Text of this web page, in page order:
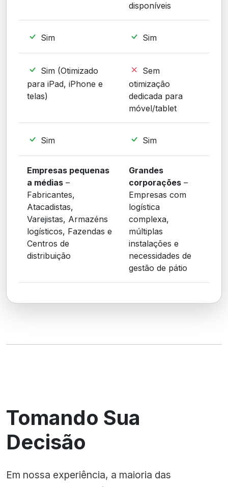
disponíveis
Sim Sim
Sim (Otimizado
para iPad, iPhone e
telas)
Sem
otimização
dedicada para
móvel/tablet
Sim Sim
Empresas pequenas
a médias –
Fabricantes,
Atacadistas,
Varejistas, Armazéns
logísticos, Fazendas e
Centros de
distribuição
Grandes
corporações –
Empresas com
logística
complexa,
múltiplas
instalações e
necessidades de
gestão de pátio
Tomando Sua
Decisão
Em nossa experiência, a maioria das